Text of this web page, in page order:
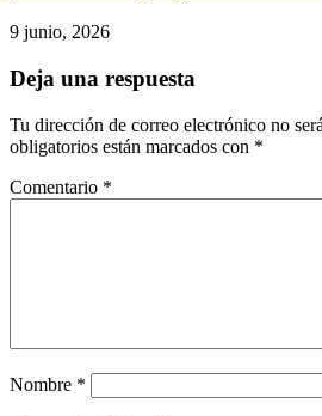
9 junio, 2026
Deja una respuesta
Tu dirección de correo electrónico no
obligatorios están marcados con *
Comentario *
Nombre *